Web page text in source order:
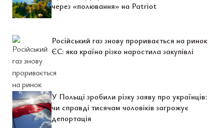
через «полювання» на Patriot
Російський газ знову проривається на ринок
ЄС: яка країна різко наростила закупівлі
У Польщі зробили різку заяву про українців:
чи справді тисячам чоловіків загрожує
депортація